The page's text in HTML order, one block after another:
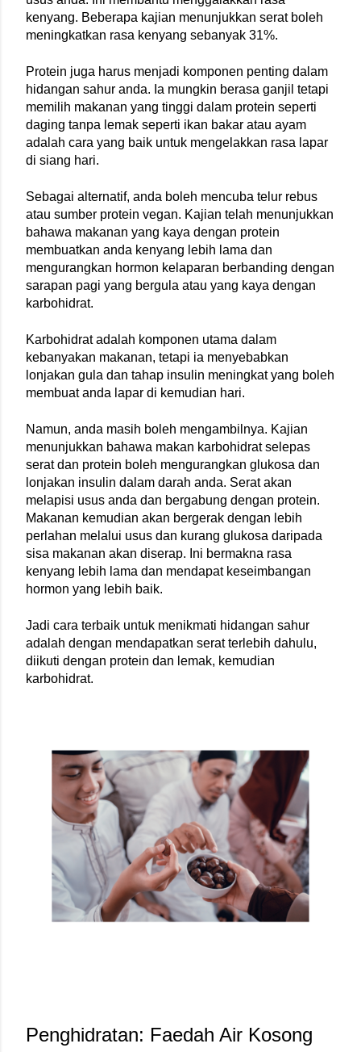
kenyang. Beberapa kajian menunjukkan serat boleh
meningkatkan rasa kenyang sebanyak 31%.
Protein juga harus menjadi komponen penting dalam
hidangan sahur anda. Ia mungkin berasa ganjil tetapi
memilih makanan yang tinggi dalam protein seperti
daging tanpa lemak seperti ikan bakar atau ayam
adalah cara yang baik untuk mengelakkan rasa lapar
di siang hari.
Sebagai alternatif, anda boleh mencuba telur rebus
atau sumber protein vegan. Kajian telah menunjukkan
bahawa makanan yang kaya dengan protein
membuatkan anda kenyang lebih lama dan
mengurangkan hormon kelaparan berbanding dengan
sarapan pagi yang bergula atau yang kaya dengan
karbohidrat.
Karbohidrat adalah komponen utama dalam
kebanyakan makanan, tetapi ia menyebabkan
lonjakan gula dan tahap insulin meningkat yang boleh
membuat anda lapar di kemudian hari.
Namun, anda masih boleh mengambilnya. Kajian
menunjukkan bahawa makan karbohidrat selepas
serat dan protein boleh mengurangkan glukosa dan
lonjakan insulin dalam darah anda. Serat akan
melapisi usus anda dan bergabung dengan protein.
Makanan kemudian akan bergerak dengan lebih
perlahan melalui usus dan kurang glukosa daripada
sisa makanan akan diserap. Ini bermakna rasa
kenyang lebih lama dan mendapat keseimbangan
hormon yang lebih baik.
Jadi cara terbaik untuk menikmati hidangan sahur
adalah dengan mendapatkan serat terlebih dahulu,
diikuti dengan protein dan lemak, kemudian
karbohidrat.
Penghidratan: Faedah Air Kosong